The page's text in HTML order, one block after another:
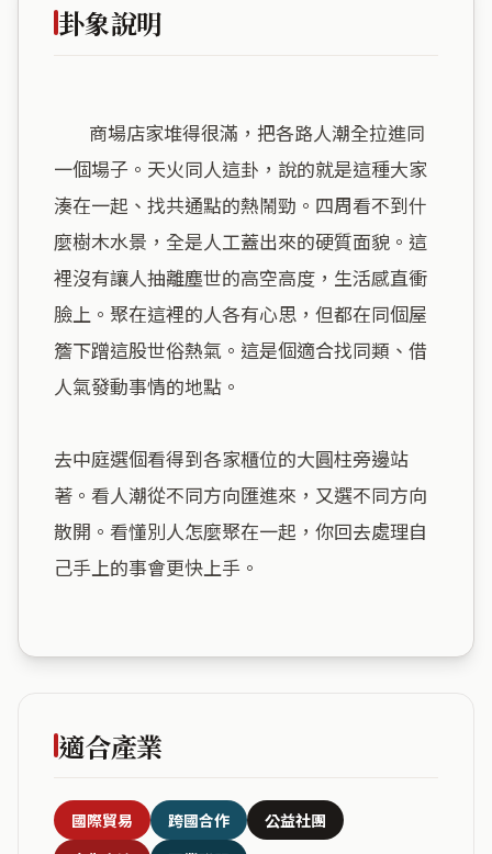
卦象說明
一個場子。天火同人這卦，說的就是這種大家
湊在一起、找共通點的熱鬧勁。四周看不到什
麼樹木水景，全是人工蓋出來的硬質面貌。這
裡沒有讓人抽離塵世的高空高度，生活感直衝
臉上。聚在這裡的人各有心思，但都在同個屋
簷下蹭這股世俗熱氣。這是個適合找同類、借
人氣發動事情的地點。
去中庭選個看得到各家櫃位的大圓柱旁邊站
著。看人潮從不同方向匯進來，又選不同方向
散開。看懂別人怎麼聚在一起，你回去處理自
己手上的事會更快上手。
適合產業
國際貿易 跨國合作
公益社團